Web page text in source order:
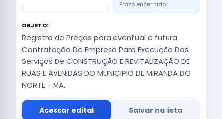
Prazo encerrado
OBJETO:
Registro de Preços para eventual e futura
Contratação De Empresa Para Execução Dos
Serviços De CONSTRUÇÃO E REVITALIZAÇÃO DE
RUAS E AVENIDAS DO MUNICIPIO DE MIRANDA DO
NORTE - MA.
Acessar edital Salvar na lista